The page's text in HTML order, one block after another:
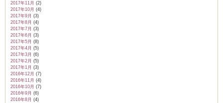
2017年11月 (2)
2017年10月 (4)
2017年9月 (3)
2017年8月 (4)
2017年7月 (3)
2017年6月 (3)
2017年5月 (8)
2017年4月 (5)
2017年3月 (6)
2017年2月 (5)
2017年1月 (3)
2016年12月 (7)
2016年11月 (4)
2016年10月 (7)
2016年9月 (6)
2016年8月 (4)